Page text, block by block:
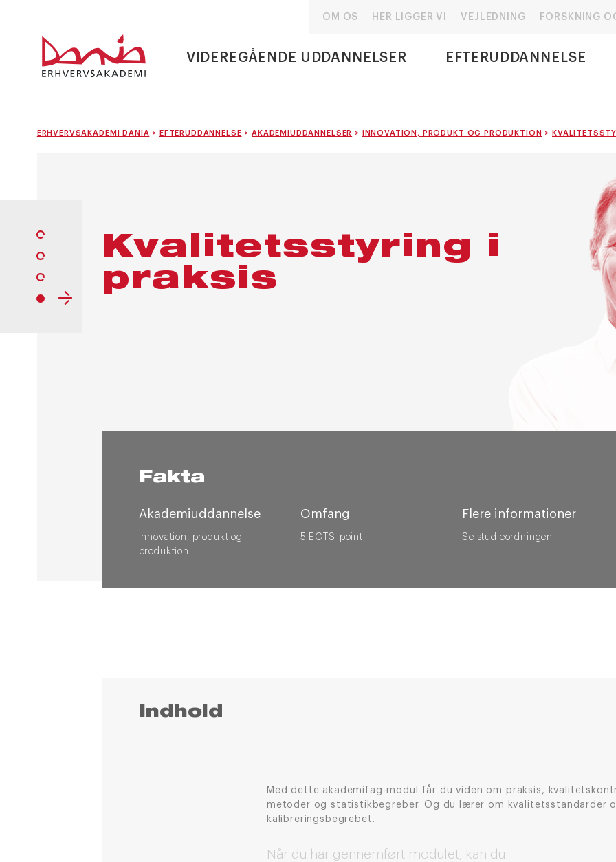
OM OS HER LIGGER VI VEJLEDNING FORSKNING
VIDEREGÅENDE UDDANNELSER EFTERUDDANNELSE
ERHVERVSAKADEMI DANIA > EFTERUDDANNELSE > AKADEMIUDDANNELSER > INNOVATION, PRODUKT OG PRODUKTION >
Kvalitets­styring i
praksis
Fakta
Akademiuddannelse
Innovation, produkt og
produktion
Omfang
5 ECTS-point
Flere informationer
Se studieordningen
Indhold
Med dette akademifag-modul får du viden om praksis,
metoder og statistikbegreber. Og du lærer om kvalitetsstandarder
kalibreringsbegrebet.
Når du har gennemført modulet, kan du